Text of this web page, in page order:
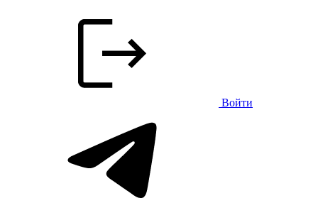
Войти